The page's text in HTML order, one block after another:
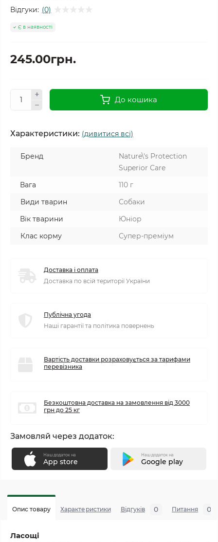
Відгуки: (0)
Є в наявності
245.00грн.
До кошика
Характеристики: (дивитися всі)
Бренд
Nature\'s Protection
Superior Care
Вага
110 г
Види тварин
Собаки
Вік тварини
Юніор
Клас корму
Супер-преміум
Доставка і оплата
Доставка по всій території України
Публічна угода
Наші гарантії та політика повернень
Вартість доставки розраховується за тарифами
перевізника
Безкоштовна доставка на замовлення від 3000
грн до 25 кг
Замовляй через додаток:
Наш додаток на
App store
Наш додаток на
Google play
Опис товару Характеристики Відгуків 0 Питання 0
Ласощі